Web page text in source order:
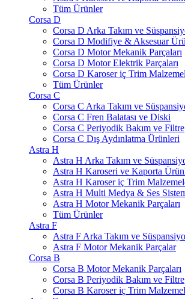
Tüm Ürünler
Corsa D
Corsa D Arka Takım ve
Corsa D Modifiye & Aksesuar
Corsa D Motor Mekanik Parçaları
Corsa D Motor Elektrik Parçaları
Corsa D Karoser iç Trim
Tüm Ürünler
Corsa C
Corsa C Arka Takım ve
Corsa C Fren Balatası ve Diski
Corsa C Periyodik Bakım ve Filtre
Corsa C Dış Aydınlatma Ürünleri
Astra H
Astra H Arka Takım ve
Astra H Karoseri ve Kaporta
Astra H Karoser iç Trim
Astra H Multi Medya & Ses
Astra H Motor Mekanik Parçaları
Tüm Ürünler
Astra F
Astra F Arka Takım ve
Astra F Motor Mekanik Parçalar
Corsa B
Corsa B Motor Mekanik Parçaları
Corsa B Periyodik Bakım ve Filtre
Corsa B Karoser iç Trim